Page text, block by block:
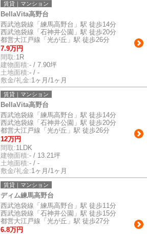
賃貸｜マンション
BellaVita高野台
西武池袋線「練馬高野台」駅 徒歩14分
西武池袋線「石神井公園」駅 徒歩20分
都営大江戸線「光が丘」駅 徒歩26分
7.9万円
間取:1R
建物面積:- / 7.90坪
土地面積:- / -
敷金/礼金:1ヶ月/1ヶ月
賃貸｜マンション
BellaVita高野台
西武池袋線「練馬高野台」駅 徒歩14分
西武池袋線「石神井公園」駅 徒歩20分
都営大江戸線「光が丘」駅 徒歩26分
12万円
間取:1LDK
建物面積:- / 13.21坪
土地面積:- / -
敷金/礼金:1ヶ月/1ヶ月
賃貸｜マンション
ディム練馬高野台
西武池袋線「練馬高野台」駅 徒歩11分
西武池袋線「石神井公園」駅 徒歩15分
都営大江戸線「光が丘」駅 徒歩27分
6.8万円